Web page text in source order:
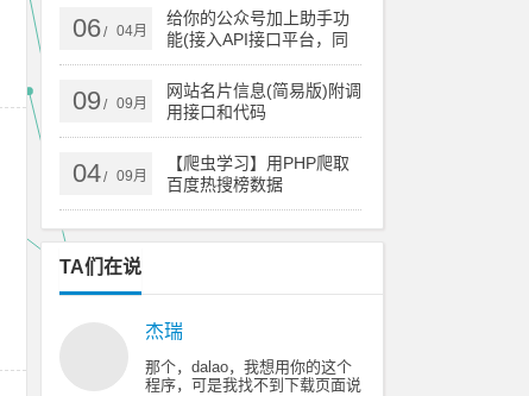
06/ 04月
给你的公众号加上助手功
能(接入API接口平台，同
时支持订阅号和服务号)
09/ 09月
网站名片信息(简易版)附调
用接口和代码
04/ 09月
【爬虫学习】用PHP爬取
百度热搜榜数据
TA们在说
杰瑞
那个，dalao，我想用你的这个
程序，可是我找不到下载页面说